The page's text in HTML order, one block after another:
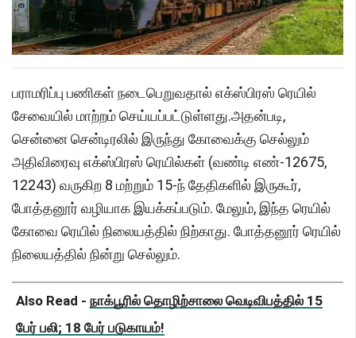
பராமரிப்பு பணிகள் நடைபெறுவதால் எக்ஸ்பிரஸ் ரெயில்
சேவையில் மாற்றம் செய்யப்பட்டுள்ளது.அதன்படி,
சென்னை சென்டிரலில் இருந்து கோவைக்கு செல்லும்
அதிவிரைவு எக்ஸ்பிரஸ் ரெயில்கள் (வண்டி எண்-12675,
12243) வருகிற 8 மற்றும் 15-ந் தேதிகளில் இருகூர்,
போத்தனூர் வழியாக இயக்கப்படும். மேலும், இந்த ரெயில்
கோவை ரெயில் நிலையத்தில் நிற்காது. போத்தனூர் ரெயில்
நிலையத்தில் நின்று செல்லும்.
Also Read - நாக்பூரில் தொழிற்சாலை வெடிவிபத்தில் 15
பேர் பலி; 18 பேர் படுகாயம்!